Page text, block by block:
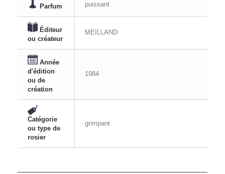
Parfum puissant
Éditeur
ou créateur
MEILLAND
Année
d'édition
ou de
création
1984
Catégorie
ou type de
rosier
grimpant